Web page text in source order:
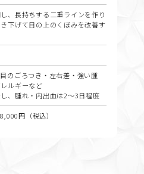
、長持ちする二重ラインを作り
下げて目の上のくぼみを改善す
のごろつき・左右差・強い腫
ルギーなど
、腫れ・内出血は2〜3日程度
円（税込）